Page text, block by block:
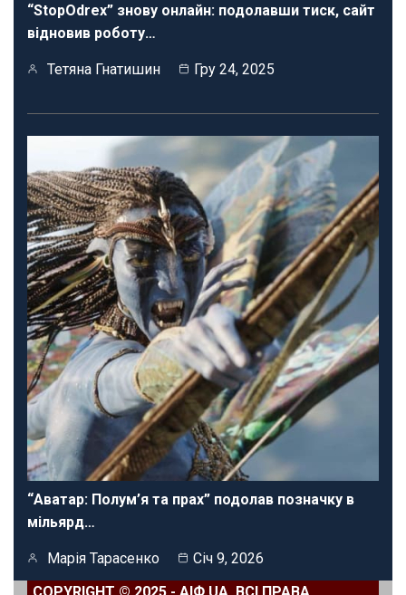
“StopOdrex” знову онлайн: подолавши тиск, сайт
відновив роботу…
Тетяна Гнатишин Гру 24, 2025
“Аватар: Полум’я та прах” подолав позначку в
мільярд…
Марія Тарасенко
Січ 9, 2026